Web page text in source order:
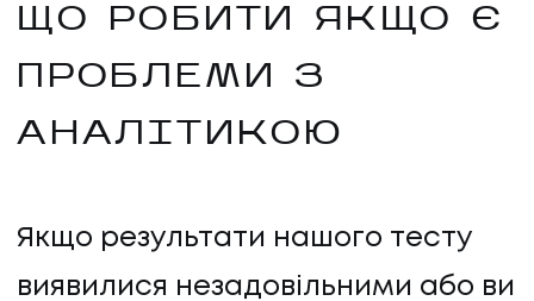
ЩО РОБИТИ ЯКЩО Є
ПРОБЛЕМИ З
АНАЛІТИКОЮ
Якщо результати нашого тесту
виявилися незадовільними або ви